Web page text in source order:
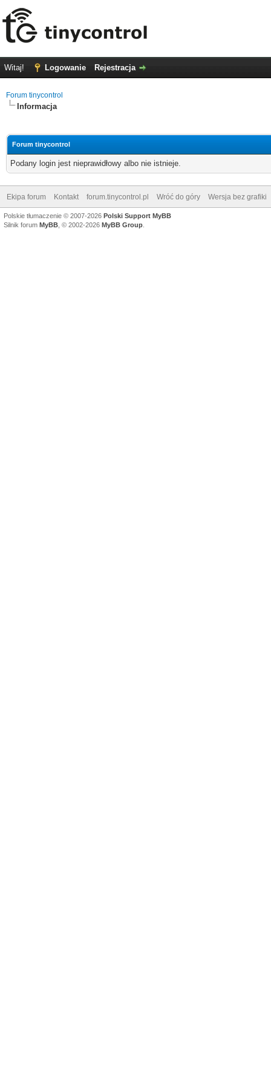
Witaj! Logowanie Rejestracja
Forum tinycontrol
Informacja
Forum tinycontrol
Podany login jest nieprawidłowy albo nie istnieje.
Ekipa forum Kontakt forum.tinycontrol.pl Wróć do góry Wersja bez grafiki
Polskie tłumaczenie © 2007-2026 Polski Support MyBB
Silnik forum MyBB , © 2002-2026 MyBB Group